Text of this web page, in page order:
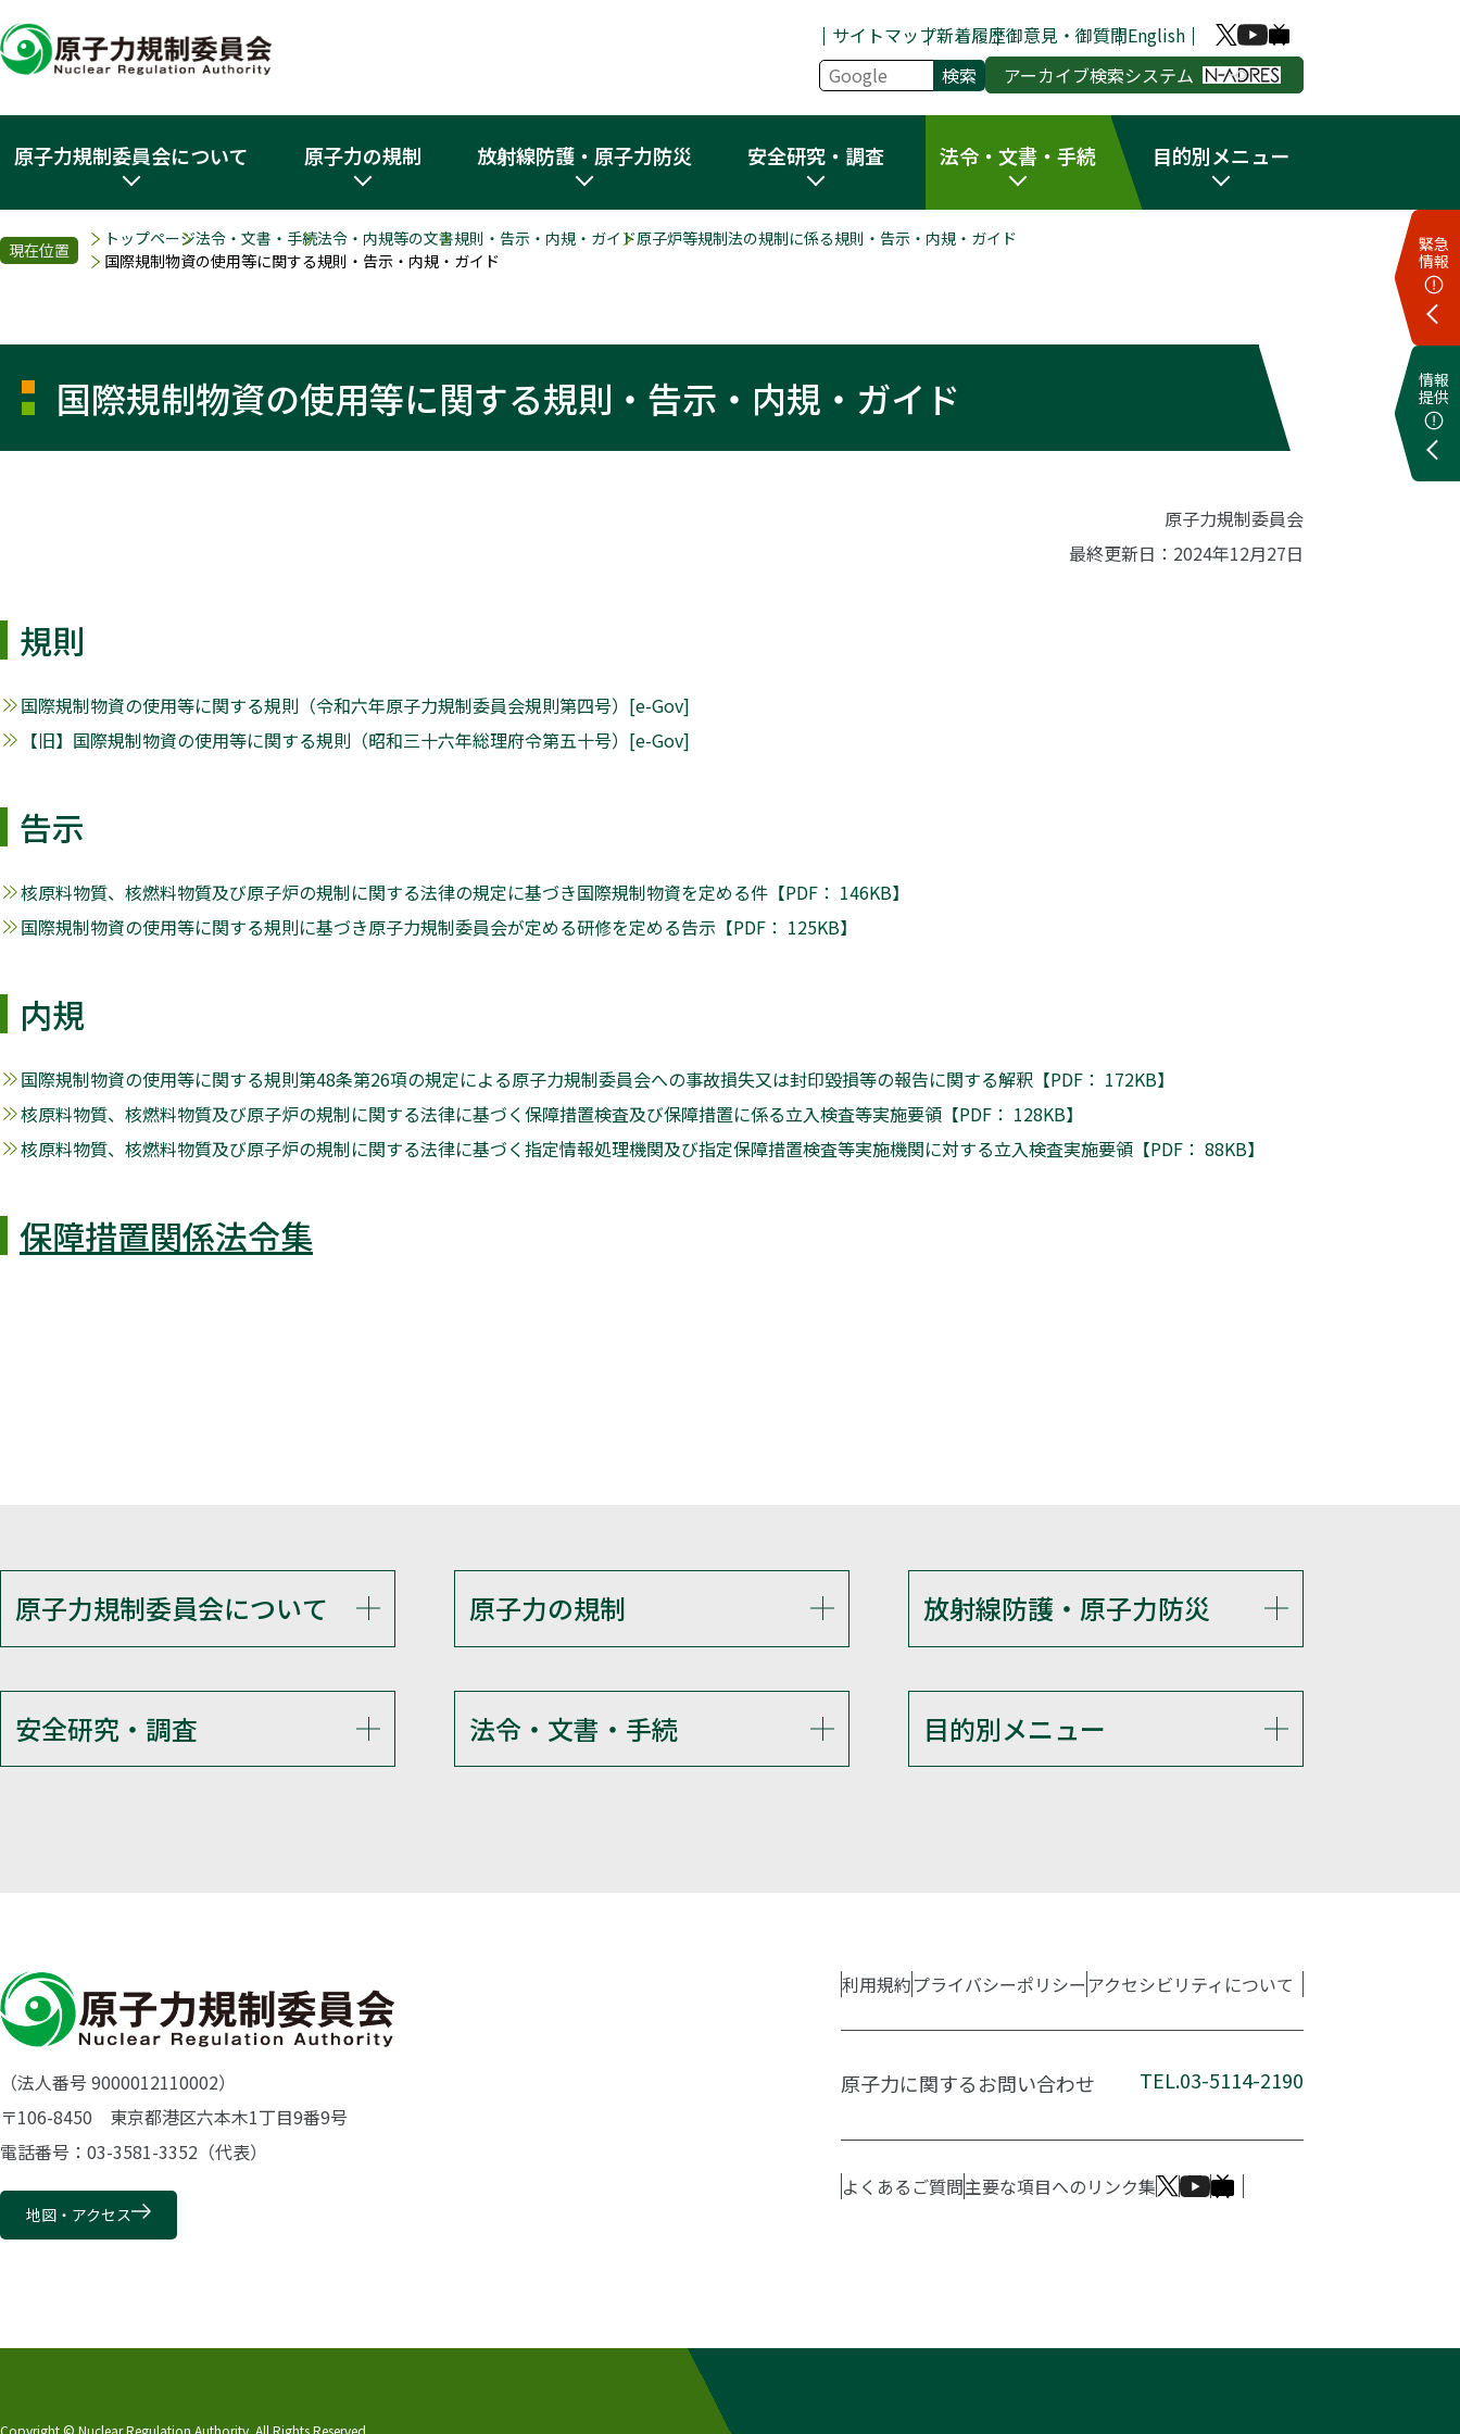
サイトマップ新着履歴御意見・御質問English
アーカイブ検索システム
原子力規制委員会について 原子力の規制 放射線防護・原子力防災 安全研究・調査 法令・文書・手続 目的別メニュー
緊急
情報
情報
提供
現在位置
トップページ法令・文書・手続法令・内規等の文書規則・告示・内規・ガイド原子炉等規制法の規制に係る規則・告示・内規・ガイド
国際規制物資の使用等に関する規則・告示・内規・ガイド
国際規制物資の使用等に関する規則・告示・内規・ガイド
原子力規制委員会
最終更新日：2024年12月27日
規則
国際規制物資の使用等に関する規則（令和六年原子力規制委員会規則第四号）[e-Gov]
【旧】国際規制物資の使用等に関する規則（昭和三十六年総理府令第五十号）[e-Gov]
告示
核原料物質、核燃料物質及び原子炉の規制に関する法律の規定に基づき国際規制物資を定める件【PDF： 146KB】
国際規制物資の使用等に関する規則に基づき原子力規制委員会が定める研修を定める告示【PDF： 125KB】
内規
国際規制物資の使用等に関する規則第48条第26項の規定による原子力規制委員会への事故損失又は封印毀損等の報告に関する解釈【PDF： 172KB】
核原料物質、核燃料物質及び原子炉の規制に関する法律に基づく保障措置検査及び保障措置に係る立入検査等実施要領【PDF： 128KB】
核原料物質、核燃料物質及び原子炉の規制に関する法律に基づく指定情報処理機関及び指定保障措置検査等実施機関に対する立入検査実施要領【PDF： 88KB】
保障措置関係法令集
原子力規制委員会について 原子力の規制 放射線防護・原子力防災
安全研究・調査 法令・文書・手続 目的別メニュー
（法人番号 9000012110002）
〒106-8450 東京都港区六本木1丁目9番9号
電話番号：03-3581-3352（代表）
地図・アクセス
利用規約プライバシーポリシーアクセシビリティについて
原子力に関するお問い合わせ TEL.03-5114-2190
よくあるご質問主要な項目へのリンク集